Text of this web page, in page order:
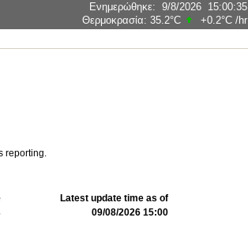
Ενημερώθηκε: 9/8/2026 15:00:35
Θερμοκρασία: 35.2°C +0.2°C /hr
reporting.
Latest update time as of
09/08/2026 15:00